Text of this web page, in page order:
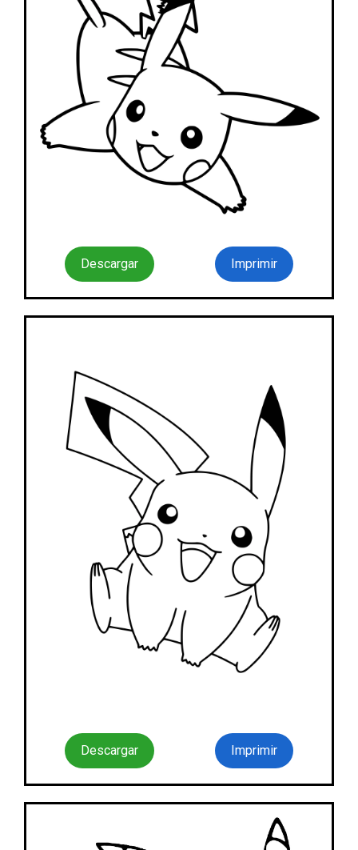
Descargar Imprimir
Descargar Imprimir